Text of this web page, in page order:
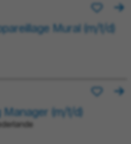
Mural (m/f/d)
(m/f/d)